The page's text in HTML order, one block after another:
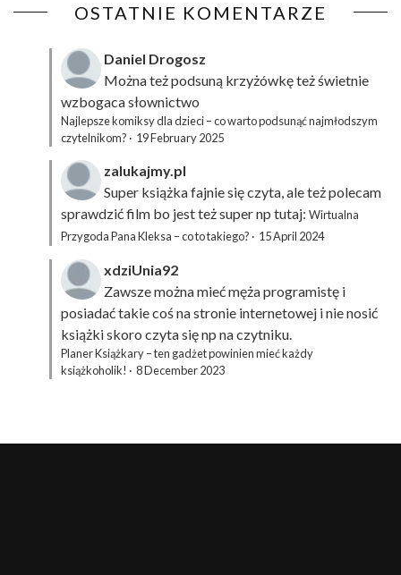
OSTATNIE KOMENTARZE
Daniel Drogosz
Można też podsuną krzyżówkęteż świetnie
wzbogaca słownictwo
Najlepsze komiksy dla dzieci – co warto podsunąć najmłodszym
czytelnikom? · 19 February 2025
zalukajmy.pl
Super książka fajnie się czyta, ale też polecam
sprawdzić film bo jest też super np tutaj: Wirtualna
Przygoda Pana Kleksa – co to takiego? · 15 April 2024
xdziUnia92
Zawsze można mieć męża programistę i
posiadać takie coś na stronie internetowej i nie nosić
książki skoro czyta się np na czytniku.
Planer Książkary – ten gadżet powinien mieć każdy
książkoholik! · 8 December 2023